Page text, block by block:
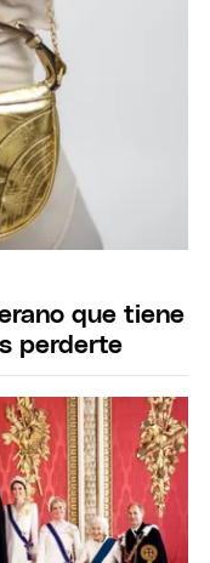
que tiene
perderte